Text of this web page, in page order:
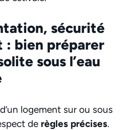
sécurité
: bien préparer
sous l’eau
logement sur ou sous
de règles précises.